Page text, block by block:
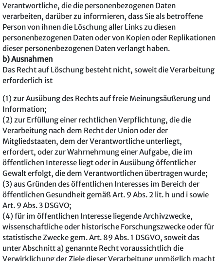
Verantwortliche, die die personenbezogenen Daten
verarbeiten, darüber zu informieren, dass Sie als betroffene
Person von ihnen die Löschung aller Links zu diesen
personenbezogenen Daten oder von Kopien oder Replikationen
dieser personenbezogenen Daten verlangt haben.
b) Ausnahmen
Das Recht auf Löschung besteht nicht, soweit die Verarbeitung
erforderlich ist
(1) zur Ausübung des Rechts auf freie Meinungsäußerung und
Information;
(2) zur Erfüllung einer rechtlichen Verpflichtung, die die
Verarbeitung nach dem Recht der Union oder der
Mitgliedstaaten, dem der Verantwortliche unterliegt,
erfordert, oder zur Wahrnehmung einer Aufgabe, die im
öffentlichen Interesse liegt oder in Ausübung öffentlicher
Gewalt erfolgt, die dem Verantwortlichen übertragen wurde;
(3) aus Gründen des öffentlichen Interesses im Bereich der
öffentlichen Gesundheit gemäß Art. 9 Abs. 2 lit. h und i sowie
Art. 9 Abs. 3 DSGVO;
(4) für im öffentlichen Interesse liegende Archivzwecke,
wissenschaftliche oder historische Forschungszwecke oder für
statistische Zwecke gem. Art. 89 Abs. 1 DSGVO, soweit das
unter Abschnitt a) genannte Recht voraussichtlich die
Verwirklichung der Ziele dieser Verarbeitung unmöglich macht